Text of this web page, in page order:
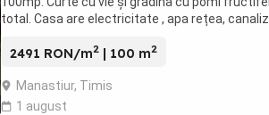
total. Casa are electricitate , apa rețea,
2491 RON/m2 | 100 m2
Manastiur, Timis
1 august